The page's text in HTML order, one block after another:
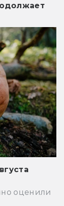
оценили